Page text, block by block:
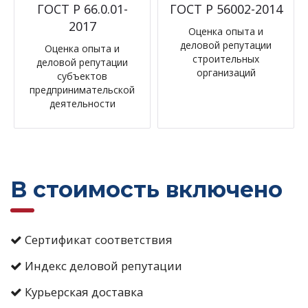
ГОСТ Р 66.0.01-
2017
Оценка опыта и
деловой репутации
субъектов
предпринимательской
деятельности
ГОСТ Р 56002-2014
Оценка опыта и
деловой репутации
строительных
организаций
В стоимость включено
Сертификат соответствия
Индекс деловой репутации
Курьерская доставка